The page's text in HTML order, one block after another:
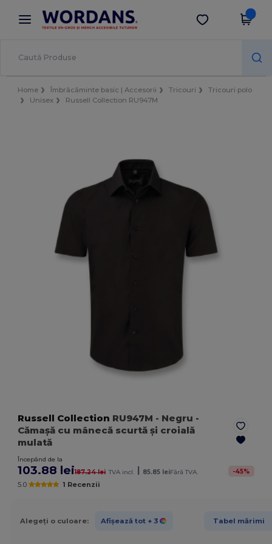
× Aplicația Wordans
Prețuri mai bune în aplicație!
Descarcă app
Home Îmbrăcăminte basic | Accesorii Tricouri
Tricouri polo
Unisex
Russell Collection RU947M
Russell Collection RU947M - Negru -
Cămașă cu mânecă scurtă și croială
mulată
Începând de la
103.88 lei187.24 lei TVA incl. | 85.85 leiFără TVA. -45%
5.0 1 Recenzii
Alegeți o culoare: Afișează tot + 3 Tabel mărimi